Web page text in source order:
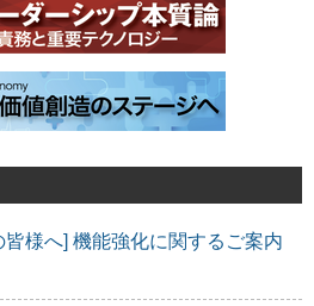
様へ] 機能強化に関するご案内